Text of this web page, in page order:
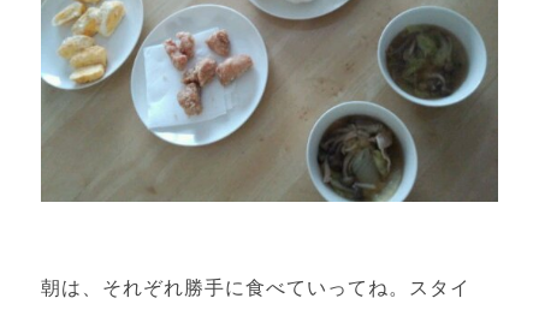
朝は、それぞれ勝手に食べていってね。スタイ